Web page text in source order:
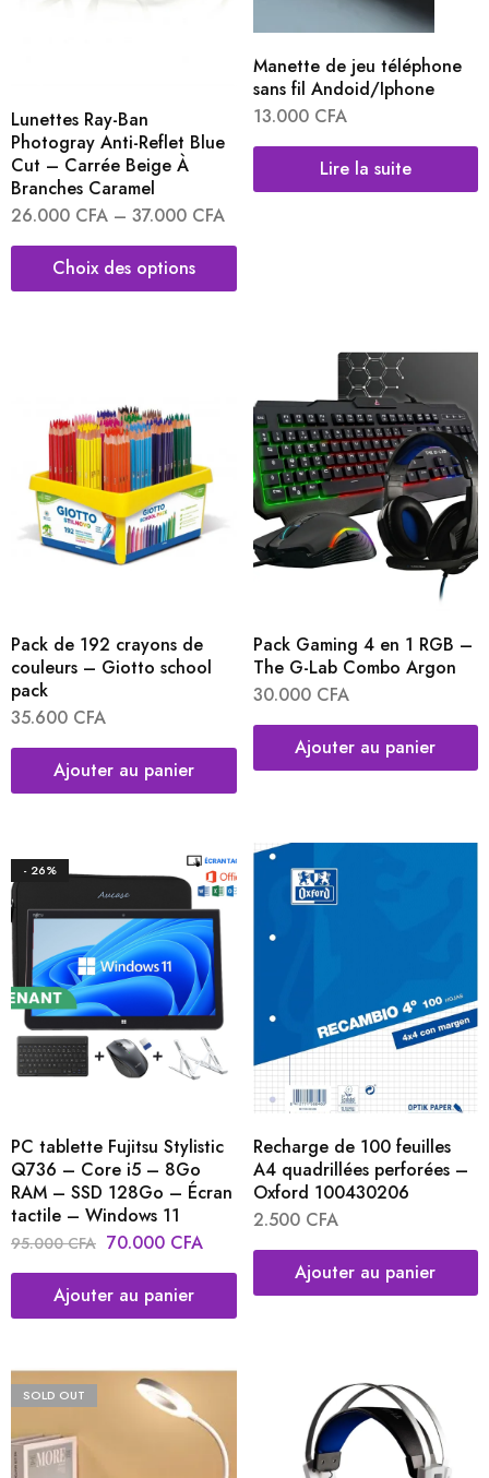
Lunettes Ray-Ban
Photogray Anti-Reflet Blue
Cut – Carrée Beige À
Branches Caramel
26.000 CFA – 37.000 CFA
Choix des options
Manette de jeu téléphone
sans fil Andoid/Iphone
13.000 CFA
Lire la suite
Pack de 192 crayons de
couleurs – Giotto school
pack
35.600 CFA
Ajouter au panier
Pack Gaming 4 en 1 RGB –
The G-Lab Combo Argon
30.000 CFA
Ajouter au panier
- 26%
PC tablette Fujitsu Stylistic
Q736 – Core i5 – 8Go
RAM – SSD 128Go – Écran
tactile – Windows 11
95.000CFA 70.000 CFA
Ajouter au panier
Recharge de 100 feuilles
A4 quadrillées perforées –
Oxford 100430206
2.500 CFA
Ajouter au panier
SOLD OUT